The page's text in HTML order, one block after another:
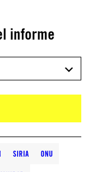
informe
SIRIA ONU